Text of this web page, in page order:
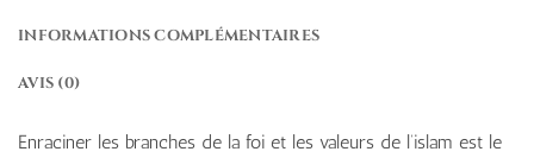
INFORMATIONS COMPLÉMENTAIRES
AVIS (0)
Enraciner les branches de la foi et les valeurs de l’islam est le